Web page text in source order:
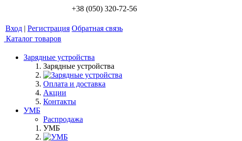
+38 (050) 320-72-56
Вход | Регистрация Обратная связь
Каталог товаров
Зарядные устройства
Зарядные устройства
Оплата и доставка
Акции
Контакты
УМБ
Распродажа
УМБ